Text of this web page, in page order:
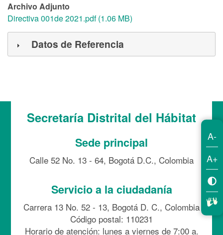
Archivo Adjunto
Directiva 001de 2021.pdf (1.06 MB)
Datos de Referencia
Secretaría Distrital del Hábitat
Sede principal
Calle 52 No. 13 - 64, Bogotá D.C., Colombia
Servicio a la ciudadanía
Carrera 13 No. 52 - 13, Bogotá D. C., Colombia
Código postal: 110231
Horario de atención: lunes a viernes de 7:00 a.
A-
A+